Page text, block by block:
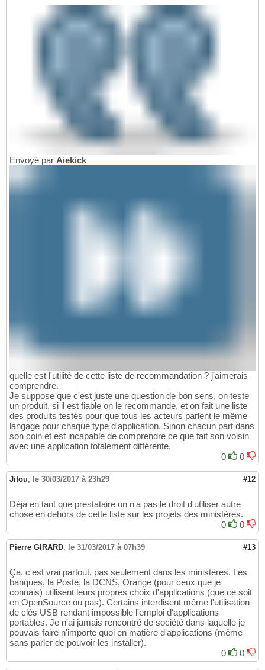
Envoyé par Aiekick
quelle est l'utilité de cette liste de recommandation ? j'aimerais
comprendre.
Je suppose que c'est juste une question de bon sens, on teste
un produit, si il est fiable on le recommande, et on fait une liste
des produits testés pour que tous les acteurs parlent le même
langage pour chaque type d'application. Sinon chacun part dans
son coin et est incapable de comprendre ce que fait son voisin
avec une application totalement différente.
0
0
Jitou, le 30/03/2017 à 23h29 #12
Déjà en tant que prestataire on n'a pas le droit d'utiliser autre
chose en dehors de cette liste sur les projets des ministères.
0
0
Pierre GIRARD, le 31/03/2017 à 07h39 #13
Ça, c'est vrai partout, pas seulement dans les ministères. Les
banques, la Poste, la DCNS, Orange (pour ceux que je
connais) utilisent leurs propres choix d'applications (que ce soit
en OpenSource ou pas). Certains interdisent même l'utilisation
de clés USB rendant impossible l'emploi d'applications
portables. Je n'ai jamais rencontré de société dans laquelle je
pouvais faire n'importe quoi en matière d'applications (même
sans parler de pouvoir les installer).
0
0